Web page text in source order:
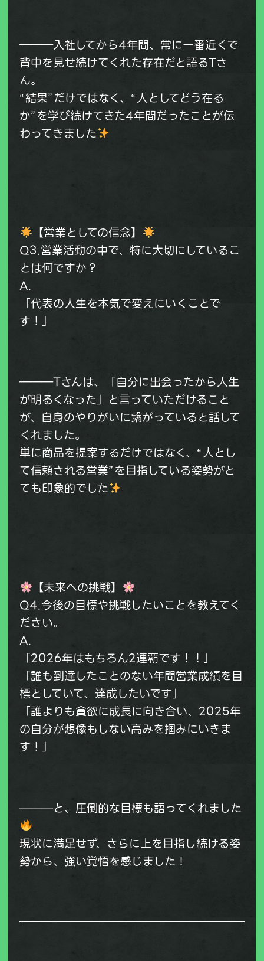
―――入社してから4年間、常に一番近くで
背中を見せ続けてくれた存在だと語るTさ
ん。
“結果”だけではなく、“人としてどう在る
か”を学び続けてきた4年間だったことが伝
わってきました
【営業としての信念】
Q3.営業活動の中で、特に大切にしているこ
とは何ですか？
A.
「代表の人生を本気で変えにいくことで
す！」
―――Tさんは、「自分に出会ったから人生
が明るくなった」と言っていただけること
が、自身のやりがいに繋がっていると話して
くれました。
単に商品を提案するだけではなく、“人とし
て信頼される営業”を目指している姿勢がと
ても印象的でした
【未来への挑戦】
Q4.今後の目標や挑戦したいことを教えてく
ださい。
A.
「2026年はもちろん2連覇です！！」
「誰も到達したことのない年間営業成績を目
標としていて、達成したいです」
「誰よりも貪欲に成長に向き合い、2025年
の自分が想像もしない高みを掴みにいきま
す！」
―――と、圧倒的な目標も語ってくれました
現状に満足せず、さらに上を目指し続ける姿
勢から、強い覚悟を感じました！